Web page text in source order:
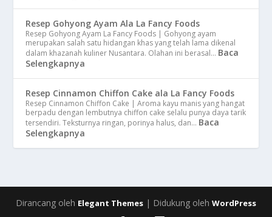
Resep Gohyong Ayam Ala La Fancy Foods
Resep Gohyong Ayam La Fancy Foods | Gohyong ayam
merupakan salah satu hidangan khas yang telah lama dikenal
dalam khazanah kuliner Nusantara. Olahan ini berasal… Baca
Selengkapnya
Resep Cinnamon Chiffon Cake ala La Fancy Foods
Resep Cinnamon Chiffon Cake | Aroma kayu manis yang hangat
berpadu dengan lembutnya chiffon cake selalu punya daya tarik
tersendiri. Teksturnya ringan, porinya halus, dan… Baca
Selengkapnya
Dirancang oleh Elegant Themes | Didukung oleh WordPress